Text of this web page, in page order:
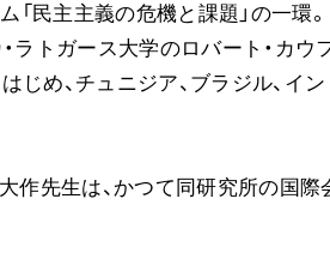
民主主義の危機と課題」の一環。
ラトガース大学のロバート・カウ
め、チュニジア、ブラジル、イン
作先生は、かつて同研究所の国際